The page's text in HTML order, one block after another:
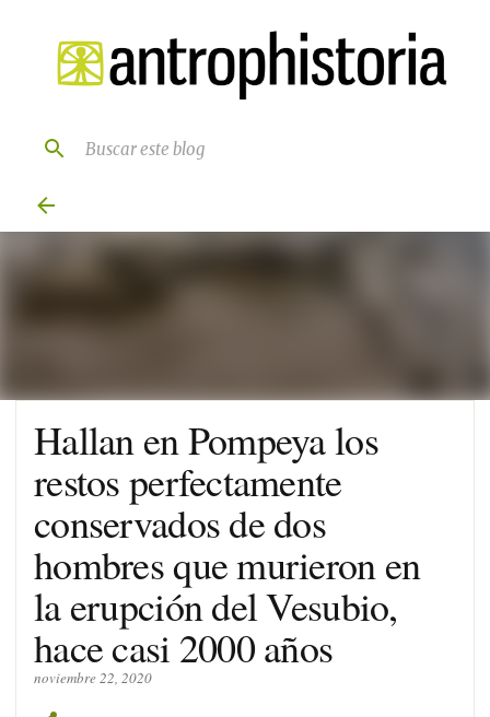
Ir al contenido principal
Hallan en Pompeya los
restos perfectamente
conservados de dos
hombres que murieron en
la erupción del Vesubio,
hace casi 2000 años
noviembre 22, 2020